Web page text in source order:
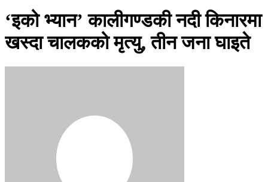
‘इको भ्यान’ कालीगण्डकी नदी किनारमा
खस्दा चालकको मृत्यु, तीन जना घाइते